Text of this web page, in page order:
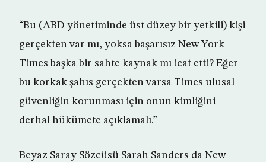
“Bu (ABD yönetiminde üst düzey bir yetkili) kişi
gerçekten var mı, yoksa başarısız New York
Times başka bir sahte kaynak mı icat etti? Eğer
bu korkak şahıs gerçekten varsa Times ulusal
güvenliğin korunması için onun kimliğini
derhal hükümete açıklamalı.”
Beyaz Saray Sözcüsü Sarah Sanders da New